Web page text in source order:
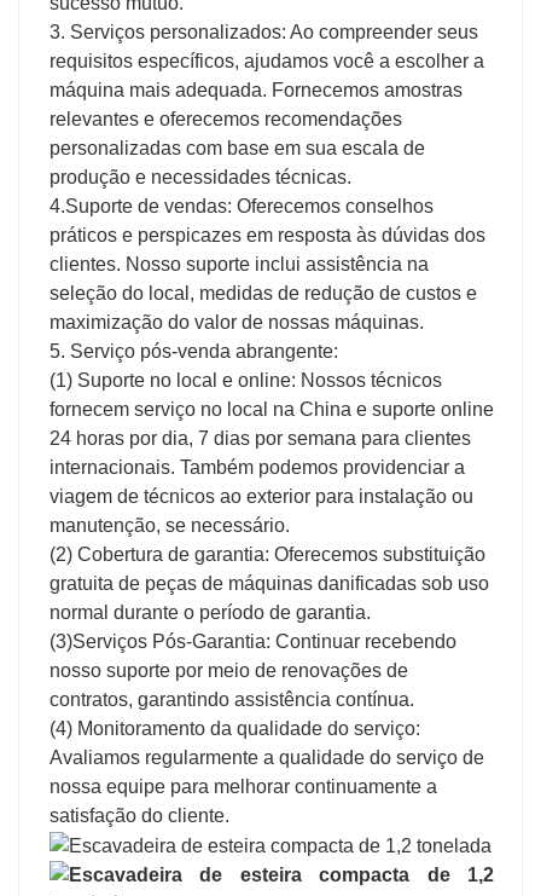
3. Serviços personalizados: Ao compreender seus
requisitos específicos, ajudamos você a escolher a
máquina mais adequada. Fornecemos amostras
relevantes e oferecemos recomendações
personalizadas com base em sua escala de
produção e necessidades técnicas.
4.Suporte de vendas: Oferecemos conselhos
práticos e perspicazes em resposta às dúvidas dos
clientes. Nosso suporte inclui assistência na
seleção do local, medidas de redução de custos e
maximização do valor de nossas máquinas.
5. Serviço pós-venda abrangente:
(1) Suporte no local e online: Nossos técnicos
fornecem serviço no local na China e suporte online
24 horas por dia, 7 dias por semana para clientes
internacionais. Também podemos providenciar a
viagem de técnicos ao exterior para instalação ou
manutenção, se necessário.
(2) Cobertura de garantia: Oferecemos substituição
gratuita de peças de máquinas danificadas sob uso
normal durante o período de garantia.
(3)Serviços Pós-Garantia: Continuar recebendo
nosso suporte por meio de renovações de
contratos, garantindo assistência contínua.
(4) Monitoramento da qualidade do serviço:
Avaliamos regularmente a qualidade do serviço de
nossa equipe para melhorar continuamente a
satisfação do cliente.